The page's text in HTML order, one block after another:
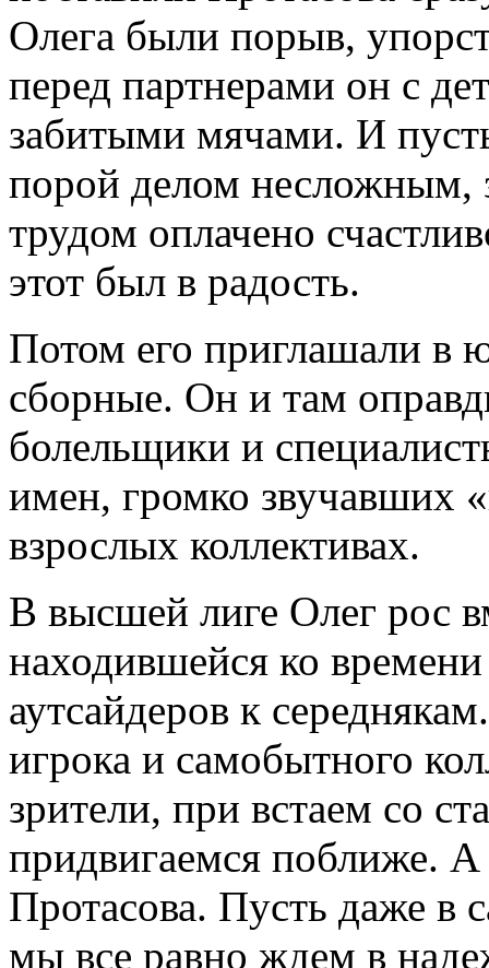
Олега были порыв,
перед партнерами он с
забитыми мячами. И
порой делом несложным,
трудом оплачено
этот был в радость.
Потом его приглашали в
сборные. Он и там
болельщики и
имен, громко
взрослых коллективах.
В высшей лиге Олег рос
находившейся ко
аутсайдеров к
игрока и самобытного
зрители, при встаем со
придвигаемся поближе. А
Протасова. Пусть даже в
мы все равно ждем в